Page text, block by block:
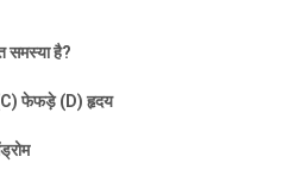
समस्या है?
C)फेफड़े (D)हृदय